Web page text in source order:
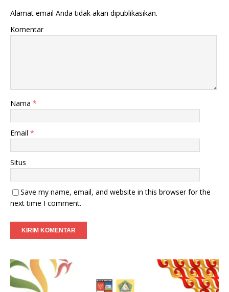
Alamat email Anda tidak akan dipublikasikan.
Komentar
Nama *
Email *
Situs
Save my name, email, and website in this browser for the
next time I comment.